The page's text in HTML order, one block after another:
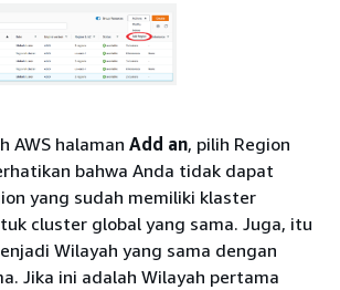
AWS halaman Add an, pilih Region
bahwa Anda tidak dapat
yang sudah memiliki klaster
cluster global yang sama. Juga, itu
Wilayah yang sama dengan
Jika ini adalah Wilayah pertama